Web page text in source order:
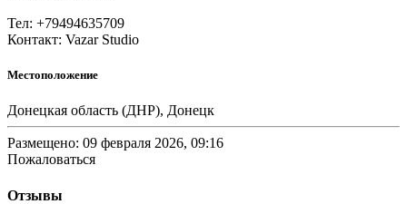
Тел: +79494635709
Контакт: Vazar Studio
Местоположение
Донецкая область (ДНР), Донецк
Размещено: 09 февраля 2026, 09:16
Пожаловаться
Отзывы